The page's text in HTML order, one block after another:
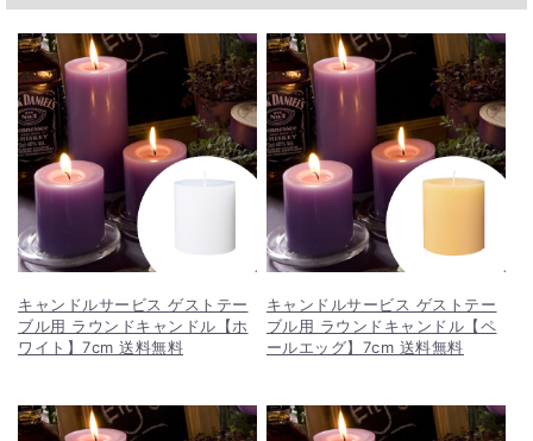
キャンドルサービス ゲストテー
ブル用 ラウンドキャンドル【ホ
ワイト】7cm 送料無料
キャンドルサービス ゲストテー
ブル用 ラウンドキャンドル【ペ
ールエッグ】7cm 送料無料